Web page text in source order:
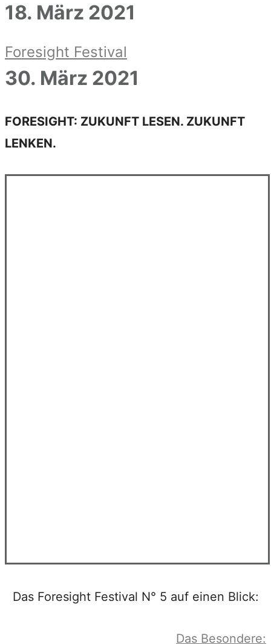
18. März 2021
Foresight Festival
30. März 2021
FORESIGHT: ZUKUNFT LESEN. ZUKUNFT
LENKEN.
Das Foresight Festival N° 5 auf einen Blick:
Das Besondere: